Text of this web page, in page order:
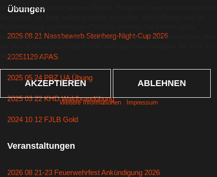
Übungen
2026 08 21 Nassbewerb Steinberg-Night-Cup 2026
20251129 APAS
2025 05 24 PBZ UA Übung
2025 03 22 KHD Waldbrandübung
2024 10 12 FJLB Gold
Veranstaltungen
2026 08 21-23 Feuerwehrfest Ankündigung 2026
Wir nutzen Cookies auf unserer Website. Einige von ihnen sind essenziell für
entscheiden, ob Sie die Cookies zulassen möchten. Bitte beachten Sie, dass
Verfügung stehen.
AKZEPTIEREN ABLEHNEN
Weitere Informationen| Impressum